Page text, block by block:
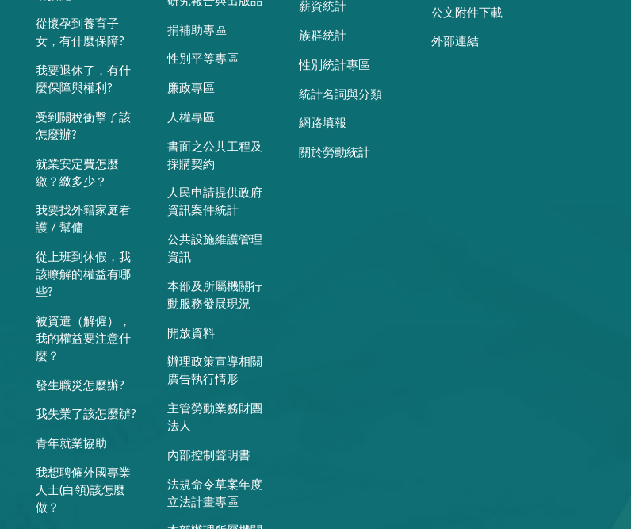
從懷孕到養育子
女，有什麼保障?
我要退休了，有什
麼保障與權利?
受到關稅衝擊了該
怎麼辦?
就業安定費怎麼
繳？繳多少？
我要找外籍家庭看
護 / 幫傭
從上班到休假，我
該瞭解的權益有哪
些?
被資遣（解僱），
我的權益要注意什
麼？
發生職災怎麼辦?
我失業了該怎麼辦?
青年就業協助
我想聘僱外國專業
人士(白領)該怎麼
做？
捐補助專區
性別平等專區
廉政專區
人權專區
書面之公共工程及
採購契約
人民申請提供政府
資訊案件統計
公共設施維護管理
資訊
本部及所屬機關行
動服務發展現況
開放資料
辦理政策宣導相關
廣告執行情形
主管勞動業務財團
法人
內部控制聲明書
法規命令草案年度
立法計畫專區
薪資統計
族群統計
性別統計專區
統計名詞與分類
網路填報
關於勞動統計
公文附件下載
外部連結